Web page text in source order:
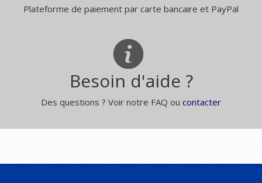
Plateforme de paiement par carte bancaire et PayPal
Besoin d'aide ?
Des questions ? Voir notre FAQ ou contacter